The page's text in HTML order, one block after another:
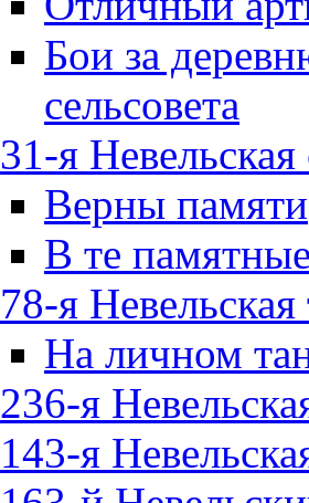
Бои за
сельсовета
31-я Невельская
Верны памяти
В те
78-я Невельская
На личном
236-я
143-я